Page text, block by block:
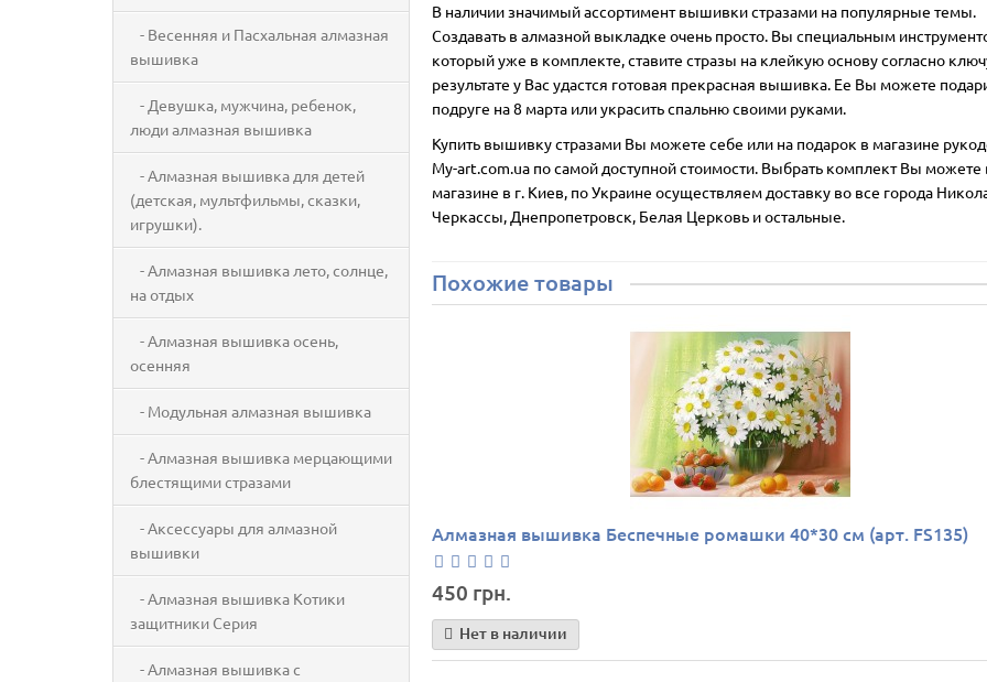
- Весенняя и Пасхальная алмазная
вышивка
- Девушка, мужчина, ребенок,
люди алмазная вышивка
- Алмазная вышивка для детей
(детская, мультфильмы, сказки,
игрушки).
- Алмазная вышивка лето, солнце,
на отдых
- Алмазная вышивка осень,
осенняя
- Модульная алмазная вышивка
- Алмазная вышивка мерцающими
блестящими стразами
- Аксессуары для алмазной
вышивки
- Алмазная вышивка Котики
защитники Серия
- Алмазная вышивка с
В наличии значимый ассортимент вышивки стразами на популярные темы.
Создавать в алмазной выкладке очень просто. Вы специальным
который уже в комплекте, ставите стразы на клейкую основу согласно
результате у Вас удастся готовая прекрасная вышивка. Ее Вы можете
подруге на 8 марта или украсить спальню своими руками.
Купить вышивку стразами Вы можете себе или на подарок в магазине
My-art.com.ua по самой доступной стоимости. Выбрать комплект Вы можете
магазине в г. Киев, по Украине осуществляем доставку во все города
Черкассы, Днепропетровск, Белая Церковь и остальные.
Похожие товары
Алмазная вышивка Беспечные ромашки 40*30 см (арт. FS135)
450 грн.
Нет в наличии